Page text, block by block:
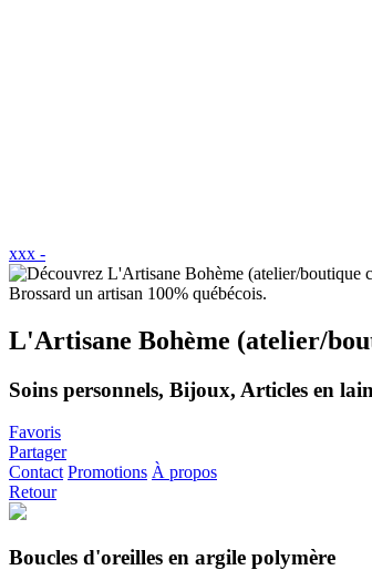
xxx -
L'Artisane Bohème (atelier/
Soins personnels, Bijoux, Articles en
Favoris
Partager
Contact Promotions À propos
Retour
Boucles d'oreilles en argile polymère